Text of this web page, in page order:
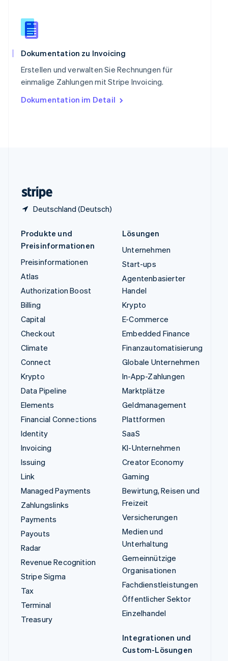
Dokumentation zu Invoicing
Erstellen und verwalten Sie Rechnungen für
einmalige Zahlungen mit Stripe Invoicing.
Dokumentation im Detail
Deutschland (Deutsch)
English
Spanien
Español
Thailand
Tschechische Republik
English
English
Produkte und
Preisinformationen
Preisinformationen
Atlas
Authorization Boost
Billing
Capital
Checkout
Climate
Connect
Krypto
Data Pipeline
Elements
Financial Connections
Identity
Invoicing
Issuing
Link
Managed Payments
Zahlungslinks
Payments
Payouts
Radar
Revenue Recognition
Stripe Sigma
Tax
Terminal
Treasury
Lösungen
Unternehmen
Start-ups
Agentenbasierter
Handel
Krypto
E-Commerce
Embedded Finance
Finanzautomatisierung
Globale Unternehmen
In-App-Zahlungen
Marktplätze
Geldmanagement
Plattformen
SaaS
KI-Unternehmen
Creator Economy
Gaming
Bewirtung, Reisen und
Freizeit
Versicherungen
Medien und
Unterhaltung
Gemeinnützige
Organisationen
Fachdienstleistungen
Öffentlicher Sektor
Einzelhandel
Integrationen und
Custom-Lösungen